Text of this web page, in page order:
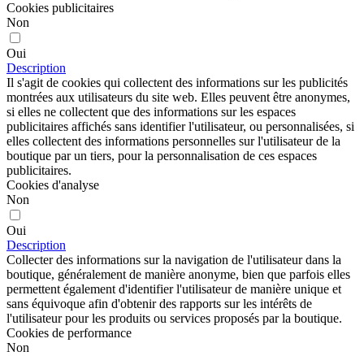
Cookies publicitaires
Non
Oui
Description
Il s'agit de cookies qui collectent des informations sur les publicités
montrées aux utilisateurs du site web. Elles peuvent être anonymes,
si elles ne collectent que des informations sur les espaces
publicitaires affichés sans identifier l'utilisateur, ou personnalisées, si
elles collectent des informations personnelles sur l'utilisateur de la
boutique par un tiers, pour la personnalisation de ces espaces
publicitaires.
Cookies d'analyse
Non
Oui
Description
Collecter des informations sur la navigation de l'utilisateur dans la
boutique, généralement de manière anonyme, bien que parfois elles
permettent également d'identifier l'utilisateur de manière unique et
sans équivoque afin d'obtenir des rapports sur les intérêts de
l'utilisateur pour les produits ou services proposés par la boutique.
Cookies de performance
Non